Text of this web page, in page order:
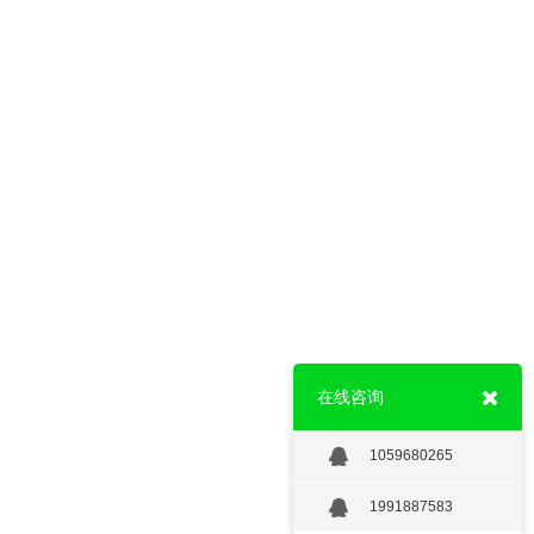
在线咨询
1059680265
1991887583